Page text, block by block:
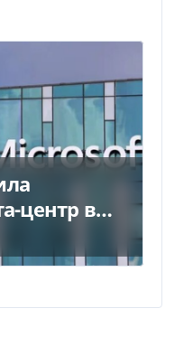
центр в